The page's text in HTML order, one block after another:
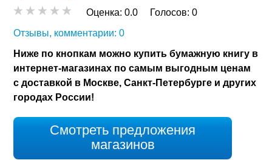
Оценка:0.0 Голосов:0
Отзывы, комментарии: 0
Ниже по кнопкам можно купить бумажную книгу в
интернет-магазинах по самым выгодным ценам
с доставкой в Москве, Санкт-Петербурге и других
городах России!
Смотреть предложения
магазинов